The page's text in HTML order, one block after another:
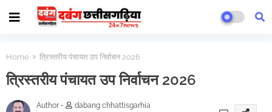
Home त्रिस्तरीय पंचायत उप निर्वाचन 2026
त्रिस्तरीय पंचायत उप निर्वाचन 2026
Author -
dabang chhattisgarhia